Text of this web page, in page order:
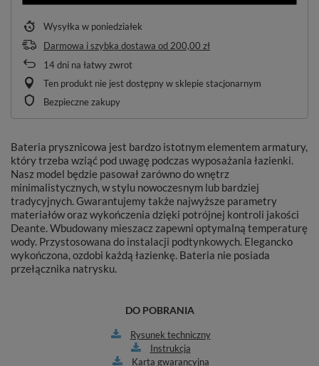
Wysyłka w poniedziałek
Darmowa i szybka dostawa od 200,00 zł
14dni na łatwy zwrot
Ten produkt nie jest dostępny w sklepie stacjonarnym
Bezpieczne zakupy
Bateria prysznicowa jest bardzo istotnym elementem armatury,
który trzeba wziąć pod uwagę podczas wyposażania łazienki.
Nasz model będzie pasował zarówno do wnętrz
minimalistycznych, w stylu nowoczesnym lub bardziej
tradycyjnych. Gwarantujemy także najwyższe parametry
materiałów oraz wykończenia dzięki potrójnej kontroli jakości
Deante. Wbudowany mieszacz zapewni optymalną temperaturę
wody. Przystosowana do instalacji podtynkowych. Elegancko
wykończona, ozdobi każdą łazienkę. Bateria nie posiada
przełącznika natrysku.
DO POBRANIA
Rysunek techniczny
Instrukcja
Karta gwarancyjna